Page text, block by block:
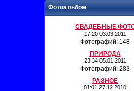
Фотоальбом
СВАДЕБНЫЕ
17:20 03.03.2011
Фотографий: 148
ПРИРОДА
23:34 05.01.2011
Фотографий: 283
РАЗНОЕ
01:01 27.12.2010